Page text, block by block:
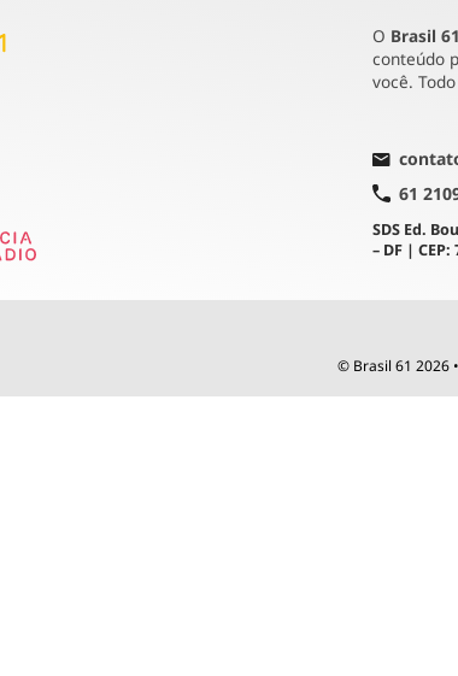
O Brasil 61
conteúdo
você.
61
SDS Ed.
– DF | CEP:
© Brasil 61 2026